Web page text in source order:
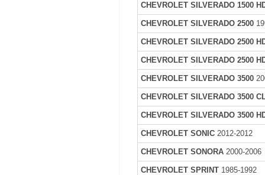
CHEVROLET SILVERADO 1500
CHEVROLET SILVERADO 2500
CHEVROLET SILVERADO 2500
CHEVROLET SILVERADO 2500
CHEVROLET SILVERADO 3500
CHEVROLET SILVERADO 3500
CHEVROLET SILVERADO 3500
CHEVROLET SONIC2012-2012
CHEVROLET SONORA2000-2006
CHEVROLET SPRINT 1985-1992